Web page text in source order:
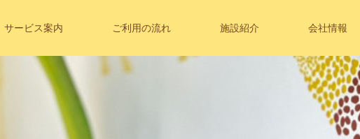
サービス案内 ご利用の流れ 施設紹介 会社情報